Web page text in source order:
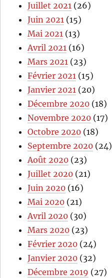
Juillet 2021 (26)
Juin 2021 (15)
Mai 2021 (13)
Avril 2021 (16)
Mars 2021 (23)
Février 2021 (15)
Janvier 2021 (20)
Décembre 2020 (18)
Novembre 2020 (17)
Octobre 2020 (18)
Septembre 2020 (24)
Août 2020 (23)
Juillet 2020 (21)
Juin 2020 (16)
Mai 2020 (21)
Avril 2020 (30)
Mars 2020 (23)
Février 2020 (24)
Janvier 2020 (32)
Décembre 2019 (27)